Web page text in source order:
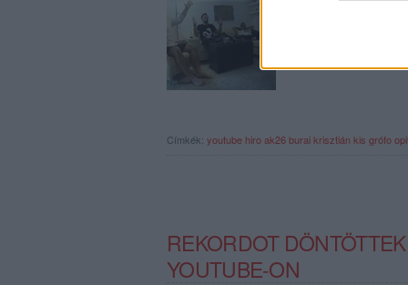
Címkék: youtube hiroak26 burai krisztián kis grófo
REKORDOT
YOUTUBE-ON